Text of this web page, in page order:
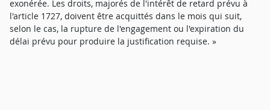
exonérée. Les droits, majorés de l'intérêt de retard prévu à
l'article 1727, doivent être acquittés dans le mois qui suit,
selon le cas, la rupture de l'engagement ou l'expiration du
délai prévu pour produire la justification requise. »